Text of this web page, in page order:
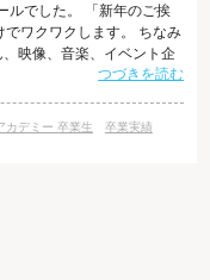
ルでした。 「新年のご挨
ワクワクします。 ちなみ
映像、音楽、イベント企
受賞してきた素晴らしい
させてください！とお伝
と、社員の方はもちろ
つづきを読む
カデミー 卒業生
卒業実績